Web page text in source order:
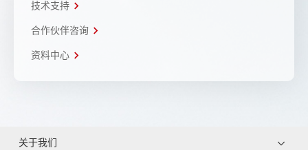
技术支持
合作伙伴咨询
资料中心
关于我们